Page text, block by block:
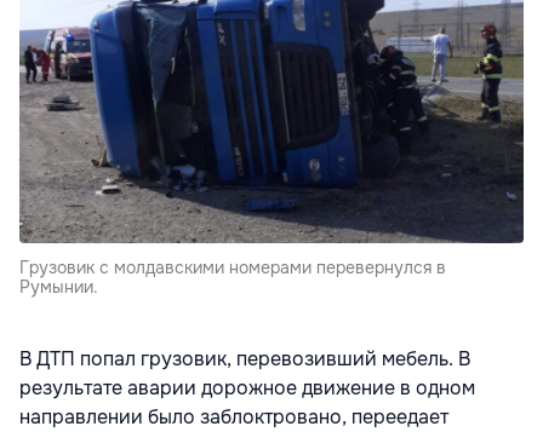
Грузовик с молдавскими номерами перевернулся в
Румынии.
В ДТП попал грузовик, перевозивший мебель. В
результате аварии дорожное движение в одном
направлении было заблоктровано, переедает